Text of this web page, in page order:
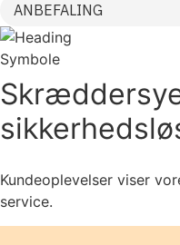
ANBEFALING
Kundeoplevelser viser
service.